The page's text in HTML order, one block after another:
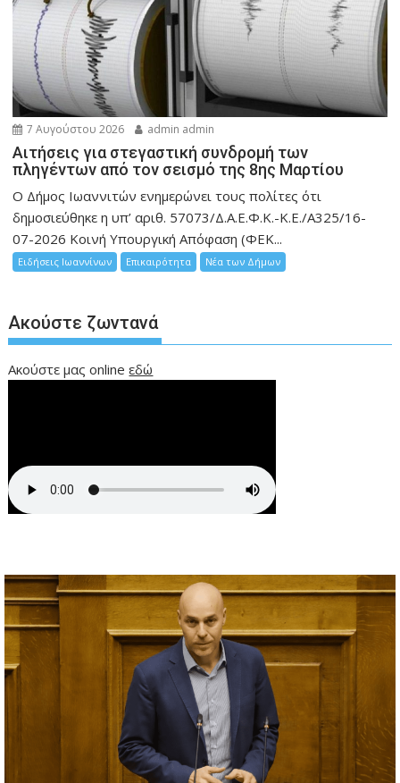
7 Αυγούστου 2026 admin admin
Αιτήσεις για στεγαστική συνδρομή των
πληγέντων από τον σεισμό της 8ης Μαρτίου
Ο Δήμος Ιωαννιτών ενημερώνει τους πολίτες ότι
δημοσιεύθηκε η υπ’ αριθ. 57073/Δ.Α.Ε.Φ.Κ.-Κ.Ε./Α325/16-
07-2026 Κοινή Υπουργική Απόφαση (ΦΕΚ...
Ειδήσεις Ιωαννίνων Επικαιρότητα Νέα των Δήμων
Ακούστε ζωντανά
Ακούστε μας onlineεδώ